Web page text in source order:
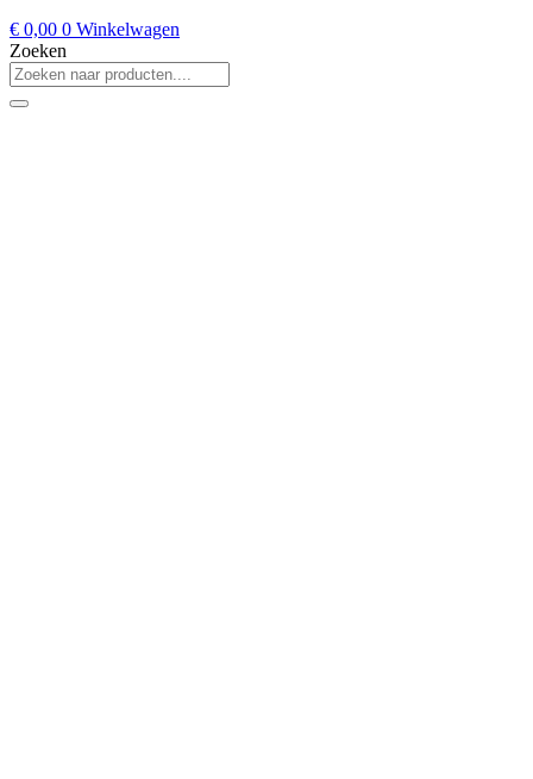
€ 0,00 0 Winkelwagen
Zoeken